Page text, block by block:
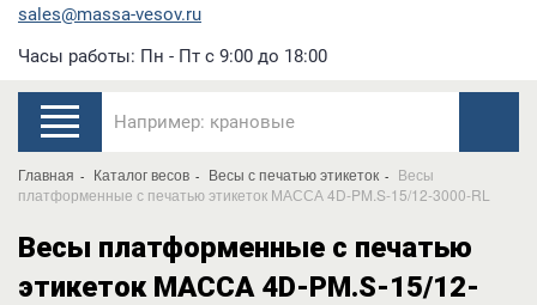
sales@massa-vesov.ru
Часы работы: Пн - Пт с 9:00 до 18:00
Главная Каталог весов Весы с печатью этикеток
Весы
платформенные с печатью этикеток МАССА 4D-PM.S-15/12-3000-RL
Весы платформенные с печатью
этикеток МАССА 4D-PM.S-15/12-